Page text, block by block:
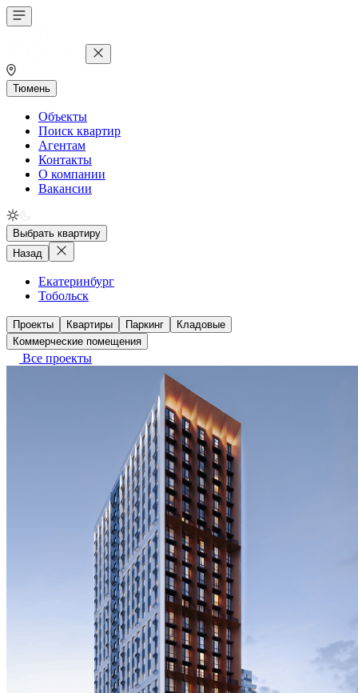
Тюмень
Объекты
Поиск квартир
Агентам
Контакты
О компании
Вакансии
Выбрать квартиру
Назад
Екатеринбург
Тобольск
Проекты Квартиры Паркинг
Кладовые
Коммерческие помещения
Все проекты